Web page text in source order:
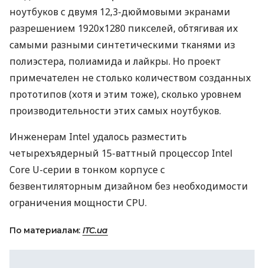
ноутбуков с двумя 12,3-дюймовыми экранами
разрешением 1920х1280 пикселей, обтягивая их
самыми разными синтетическими тканями из
полиэстера, полиамида и лайкры. Но проект
примечателен не столько количеством созданных
прототипов (хотя и этим тоже), сколько уровнем
производительности этих самых ноутбуков.
Инженерам Intel удалось разместить
четырехъядерный 15-ваттный процессор Intel
Core U-серии в тонком корпусе с
безвентиляторным дизайном без необходимости
ограничения мощности CPU.
По материалам: ITC.ua